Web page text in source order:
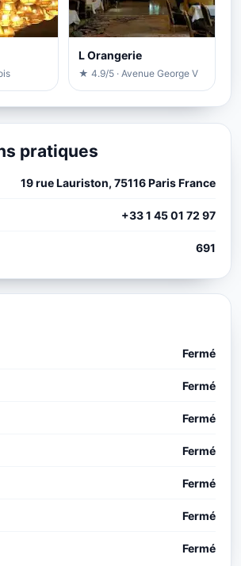
L Orangerie
★ 4.9/5 · Avenue George V
pratiques
19 rue Lauriston, 75116 Paris France
+33 1 45 01 72 97
691
Fermé
Fermé
Fermé
Fermé
Fermé
Fermé
Fermé